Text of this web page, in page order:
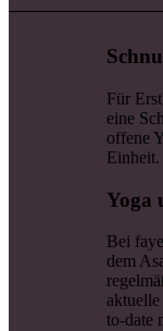
Für
eine
offene
Einheit.
Yoga
Bei
dem
to-date